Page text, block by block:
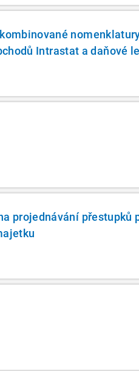
Intrastat a daňové
projednávání přestupků